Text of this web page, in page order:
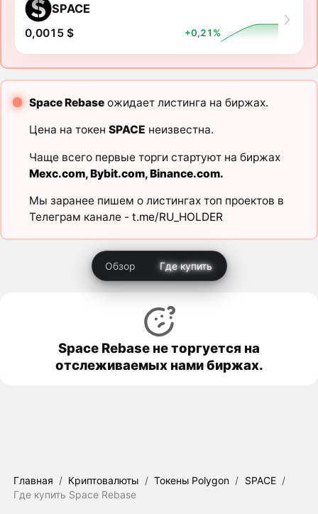
SPACE
0,0015 $ +0,21%
Space Rebaseожидает листинга на биржах.
Цена на токен SPACE неизвестна.
Чаще всего первые торги стартуют на биржах
Mexc.com,Bybit.com,Binance.com.
Мы заранее пишем о листингах топ проектов в
Телеграм канале - t.me/RU_HOLDER
Обзор Где купить
Space Rebase не торгуется на
отслеживаемых нами биржах.
Главная / Криптовалюты / Токены Polygon / SPACE /
Где купить Space Rebase